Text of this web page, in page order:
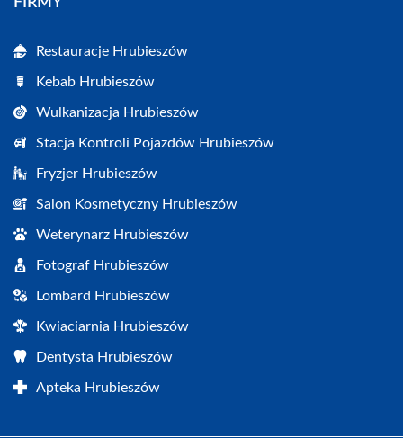
Restauracje Hrubieszów
Kebab Hrubieszów
Wulkanizacja Hrubieszów
Stacja Kontroli Pojazdów Hrubieszów
Fryzjer Hrubieszów
Salon Kosmetyczny Hrubieszów
Weterynarz Hrubieszów
Fotograf Hrubieszów
Lombard Hrubieszów
Kwiaciarnia Hrubieszów
Dentysta Hrubieszów
Apteka Hrubieszów